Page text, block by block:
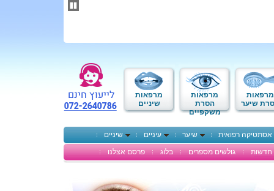
מרפאות
שיער
מרפאות
הסרת
משקפיים
מרפאות
שיניים
אסתטיקה רפואית שיער עיניים
שיניים
חדשות
גולשים מספרים בלוג פרסם אצלנו